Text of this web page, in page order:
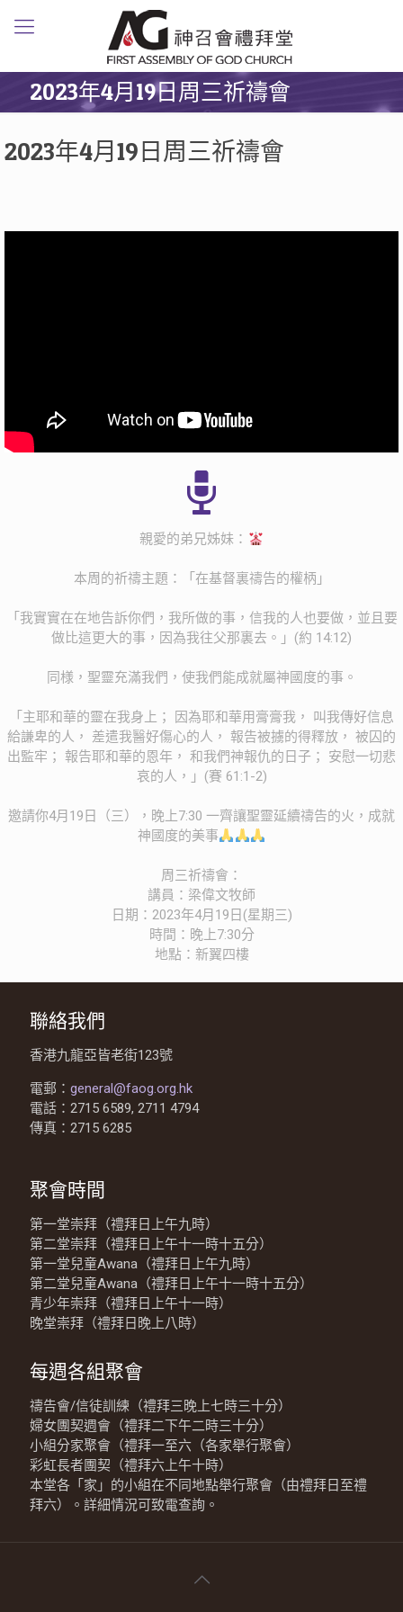
2023年4月19日周三祈禱會
2023年4月19日周三祈禱會
親愛的弟兄姊妹：
本周的祈禱主題：「在基督裏禱告的權柄」
「我實實在在地告訴你們，我所做的事，信我的人也要做，並且要
做比這更大的事，因為我往父那裏去。」‭‭(約‬ ‭14‬:‭12‬)
同様，聖靈充滿我們，使我們能成就屬神國度的事。
「主耶和華的靈在我身上； 因為耶和華用膏膏我， 叫我傳好信息
給謙卑的人， 差遣我醫好傷心的人， 報告被擄的得釋放， 被囚的
出監牢； 報告耶和華的恩年， 和我們神報仇的日子； 安慰一切悲
哀的人，」‭‭(賽‬ ‭61‬:‭1‬-‭2‬)
邀請你4月19日（三），晚上7:30 一齊讓聖靈延續禱告的火，成就
神國度的美事
周三祈禱會：
講員：梁偉文牧師
日期：2023年4月19日(星期三)
時間：晚上7:30分
地點：新翼四樓
聯絡我們
香港九龍亞皆老街123號
電郵： general@faog.org.hk
電話：2715 6589, 2711 4794
傳真：2715 6285
聚會時間
第一堂崇拜（禮拜日上午九時）
第二堂崇拜（禮拜日上午十一時十五分）
第一堂兒童Awana（禮拜日上午九時）
第二堂兒童Awana（禮拜日上午十一時十五分）
青少年崇拜（禮拜日上午十一時）
晚堂崇拜（禮拜日晚上八時）
每週各組聚會
禱告會/信徒訓練（禮拜三晚上七時三十分）
婦女團契週會（禮拜二下午二時三十分）
小組分家聚會（禮拜一至六（各家舉行聚會）
彩虹長者團契（禮拜六上午十時）
本堂各「家」的小組在不同地點舉行聚會（由禮拜日至禮
拜六）。詳細情況可致電查詢。